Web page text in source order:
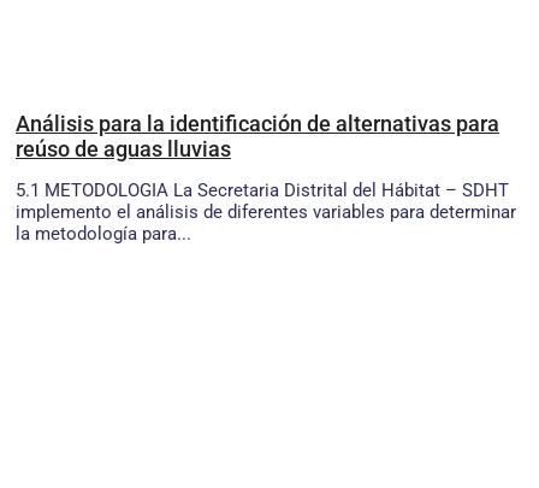
Análisis para la identificación de alternativas para
reúso de aguas lluvias
5.1 METODOLOGIA La Secretaria Distrital del Hábitat – SDHT
implemento el análisis de diferentes variables para determinar
la metodología para...